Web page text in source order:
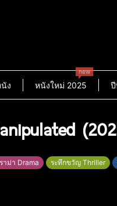
ง หนังใหม่ 2025
new
าม่า Drama ระทึกขวัญ Thriller